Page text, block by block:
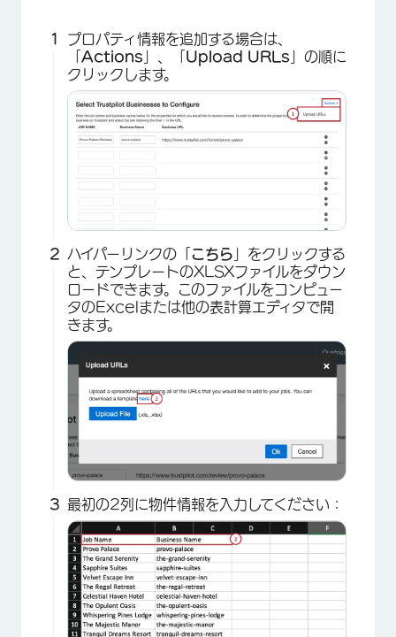
プロパティ情報を追加する場合は、
Actions 」、「 Upload URLs 」の順に
クリックします。
ハイパーリンクの「 こちら 」をクリックする
と、テンプレートのXLSXファイルをダウン
ロードできます。このファイルをコンピュー
タのExcelまたは他の表計算エディタで開
きます。
最初の2列に物件情報を入力してください：